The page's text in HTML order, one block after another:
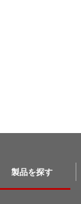
製品を探す